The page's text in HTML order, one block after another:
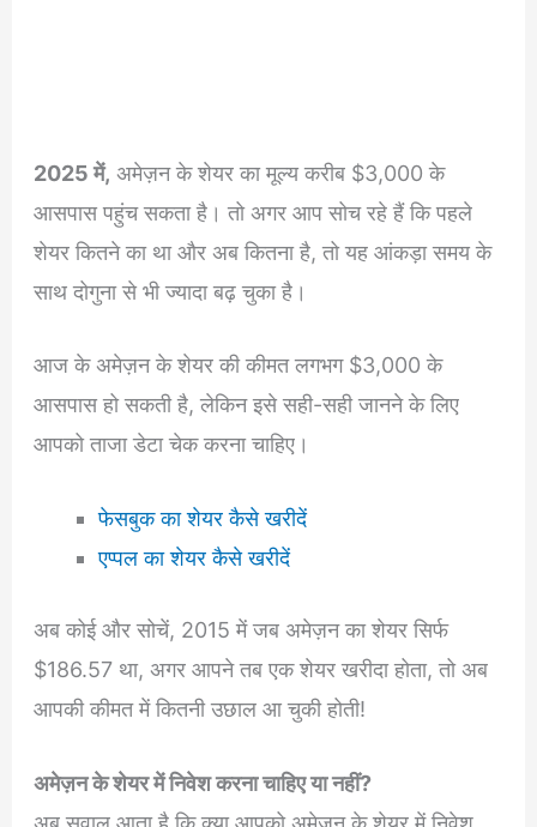
2025 में, अमेज़न के शेयर का मूल्य करीब $3,000 के
आसपास पहुंच सकता है। तो अगर आप सोच रहे हैं कि पहले
शेयर कितने का था और अब कितना है, तो यह आंकड़ा समय के
साथ दोगुना से भी ज्यादा बढ़ चुका है।
आज के अमेज़न के शेयर की कीमत लगभग $3,000 के
आसपास हो सकती है, लेकिन इसे सही-सही जानने के लिए
आपको ताजा डेटा चेक करना चाहिए।
फेसबुक का शेयर कैसे खरीदें
एप्पल का शेयर कैसे खरीदें
अब कोई और सोचें, 2015 में जब अमेज़न का शेयर सिर्फ
$186.57 था, अगर आपने तब एक शेयर खरीदा होता, तो अब
आपकी कीमत में कितनी उछाल आ चुकी होती!
अमेज़न के शेयर में निवेश करना चाहिए या नहीं?